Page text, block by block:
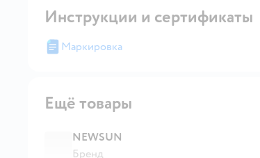
Инструкции и сертификаты
Маркировка
Ещё товары
NEWSUN
Бренд